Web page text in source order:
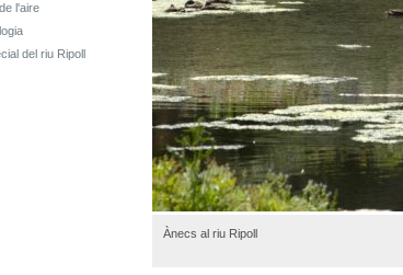
l'aire
del riu Ripoll
Ànecs al riu Ripoll